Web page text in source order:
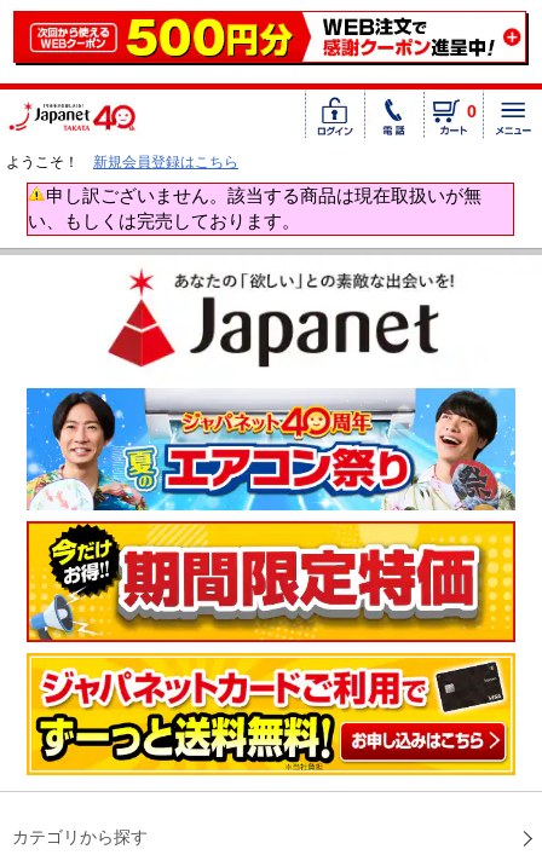
0
ようこそ！ 新規会員登録はこちら
申し訳ございません。該当する商品は現在取扱いが無
い、もしくは完売しております。
カテゴリから探す